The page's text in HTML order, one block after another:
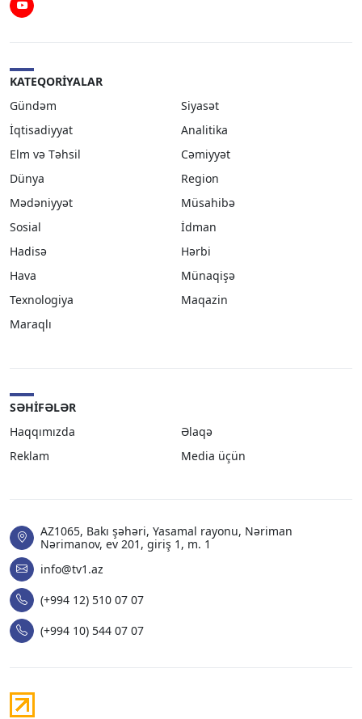
Youtube
KATEQORIYALAR
Gündəm
Siyasət
İqtisadiyyat
Analitika
Elm və Təhsil
Cəmiyyət
Dünya
Region
Mədəniyyət
Müsahibə
Sosial
İdman
Hadisə
Hərbi
Hava
Münaqişə
Texnologiya
Maqazin
Maraqlı
SƏHIFƏLƏR
Haqqımızda
Əlaqə
Reklam
Media üçün
AZ1065, Bakı şəhəri, Yasamal rayonu, Nəriman
Nərimanov, ev 201, giriş 1, m. 1
info@tv1.az
(+994 12) 510 07 07
(+994 10) 544 07 07